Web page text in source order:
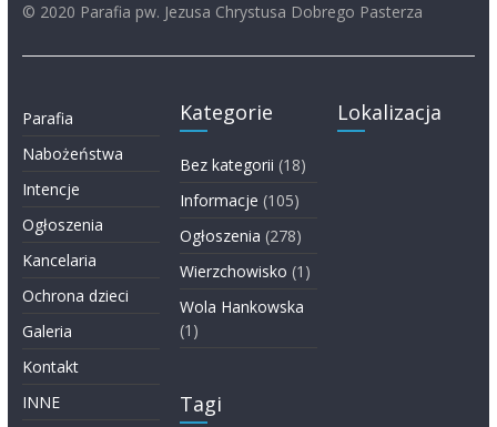
© 2020 Parafia pw. Jezusa Chrystusa Dobrego Pasterza
Parafia
Nabożeństwa
Intencje
Ogłoszenia
Kancelaria
Ochrona dzieci
Galeria
Kontakt
INNE
Kategorie
Bez kategorii (18)
Informacje (105)
Ogłoszenia (278)
Wierzchowisko (1)
Wola Hankowska
(1)
Tagi
Lokalizacja